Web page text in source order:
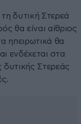
δυτική Στερεά
θα είναι αίθριος
ηπειρωτικά θα
ενδέχεται στα
Στερεάς